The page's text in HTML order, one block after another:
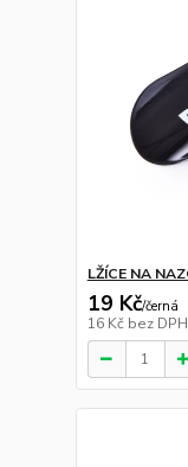
LŽÍCE NA
19 Kč/černá
16 Kč bez DPH